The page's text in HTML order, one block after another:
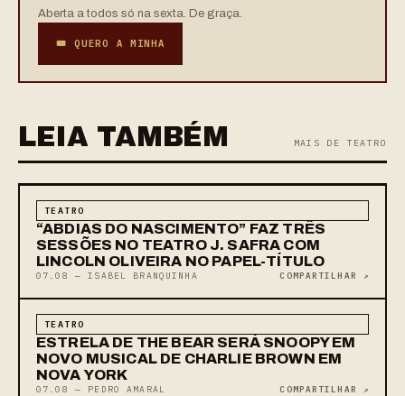
Aberta a todos só na sexta. De graça.
🎟 QUERO A MINHA
LEIA TAMBÉM MAIS DE TEATRO
TEATRO
“ABDIAS DO NASCIMENTO” FAZ TRÊS
SESSÕES NO TEATRO J. SAFRA COM
LINCOLN OLIVEIRA NO PAPEL-TÍTULO
07.08 — ISABEL BRANQUINHA COMPARTILHAR ↗
TEATRO
ESTRELA DE THE BEAR SERÁ SNOOPY EM
NOVO MUSICAL DE CHARLIE BROWN EM
NOVA YORK
07.08 — PEDRO AMARAL COMPARTILHAR ↗